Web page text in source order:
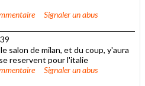
Signaler un abus
salon de milan, et du coup, y'aura
reservent pour l'italie
Signaler un abus